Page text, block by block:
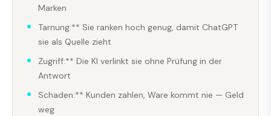
Marken
Tarnung:** Sie ranken hoch genug, damit ChatGPT
sie als Quelle zieht
Zugriff:** Die KI verlinkt sie ohne Prüfung in der
Antwort
Schaden:** Kunden zahlen, Ware kommt nie — Geld
weg